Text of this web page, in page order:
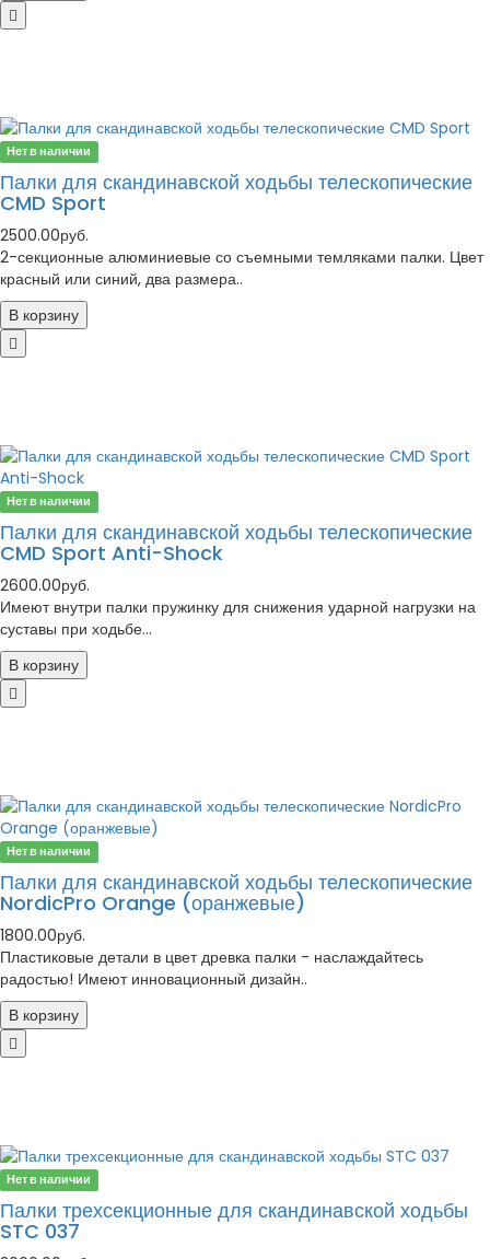
Нет в наличии
Палки для скандинавской ходьбы телескопические
CMD Sport
2500.00руб.
2-секционные алюминиевые со съемными темляками палки. Цвет
красный или синий, два размера..
В корзину
Нет в наличии
Палки для скандинавской ходьбы телескопические
CMD Sport Anti-Shock
2600.00руб.
Имеют внутри палки пружинку для снижения ударной нагрузки на
суставы при ходьбе...
В корзину
Нет в наличии
Палки для скандинавской ходьбы телескопические
NordicPro Orange (оранжевые)
1800.00руб.
Пластиковые детали в цвет древка палки - наслаждайтесь
радостью! Имеют инновационный дизайн..
В корзину
Нет в наличии
Палки трехсекционные для скандинавской ходьбы
STC 037